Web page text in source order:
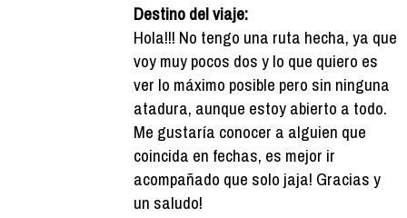
Destino del viaje:
Hola!!! No tengo una ruta hecha, ya que
voy muy pocos dos y lo que quiero es
ver lo máximo posible pero sin ninguna
atadura, aunque estoy abierto a todo.
Me gustaría conocer a alguien que
coincida en fechas, es mejor ir
acompañado que solo jaja! Gracias y
un saludo!